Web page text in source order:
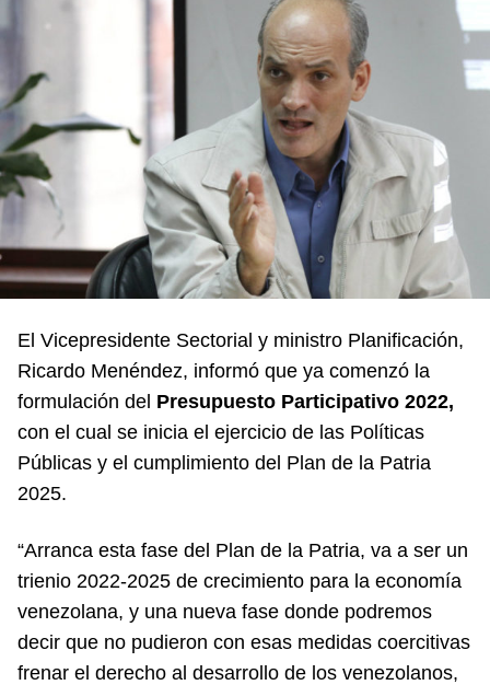
El Vicepresidente Sectorial y ministro Planificación,
Ricardo Menéndez, informó que ya comenzó la
formulación del Presupuesto Participativo 2022,
con el cual se inicia el ejercicio de las Políticas
Públicas y el cumplimiento del Plan de la Patria
2025.
“Arranca esta fase del Plan de la Patria, va a ser un
trienio 2022-2025 de crecimiento para la economía
venezolana, y una nueva fase donde podremos
decir que no pudieron con esas medidas coercitivas
frenar el derecho al desarrollo de los venezolanos,